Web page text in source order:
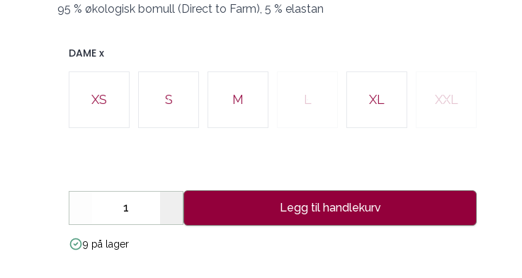
95 % økologisk bomull (Direct to Farm), 5 % elastan
DAME x
Velg en DAME x
XS S M L XL XXL
Decrease
Legg til handlekurv
9 på lager